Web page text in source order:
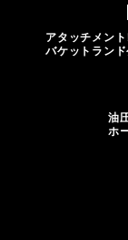
アタッチメン
バケットランド
油
ホ